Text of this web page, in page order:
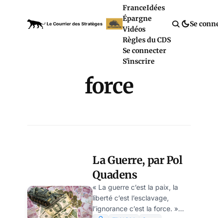
FranceIdées
Épargne
Vidéos
Règles du CDS
Se connecter
S'inscrire
Se
force
La Guerre, par Pol
Quadens
« La guerre c’est la paix, la
liberté c’est l’esclavage,
l’ignorance c’est la force. »